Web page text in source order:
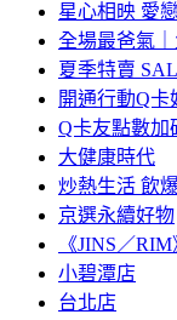
星心相映 愛
全場最爸氣
夏季特賣
開通行動Q卡
Q卡友點數加
大健康時代
炒熱生活 飲
京選永續好物
《JINS／
小碧潭店
台北店